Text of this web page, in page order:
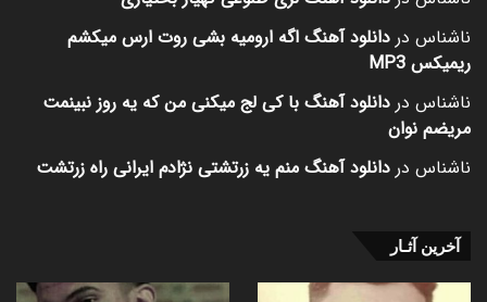
ناشناس در دانلود آهنگ اگه ارومیه بشی روت ارس میکشم
ریمیکس MP3
ناشناس در دانلود آهنگ با کی لج میکنی من که یه روز نبینمت
مریضم نوان
ناشناس در دانلود آهنگ منم یه زرتشتی نژادم ایرانی راه زرتشت
آخرین آثـار